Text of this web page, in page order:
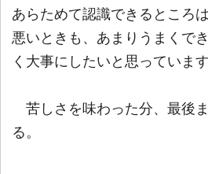
あらためて認識できるところ
悪いときも、あまりうまくで
く大事にしたいと思っています
苦しさを味わった分、最後
る。